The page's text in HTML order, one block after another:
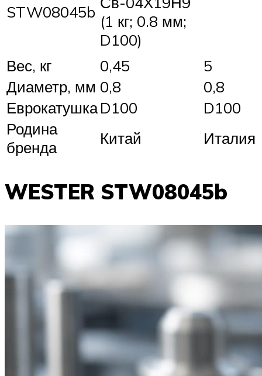
STW08045b (1 кг; 0.8 мм;
D100)
Вес, кг
0,45
5
Диаметр, мм 0,8
0,8
ЕврокатушкаD100
D100
Родина
бренда
Китай Италия
WESTER STW08045b